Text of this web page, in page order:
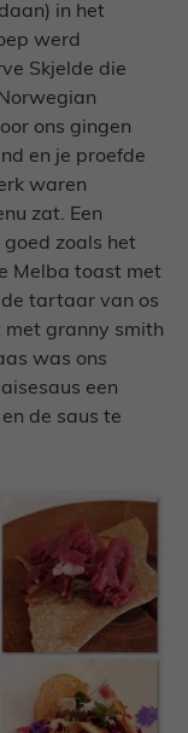
in het
werd
Skjelde die
ons gingen
en je proefde
waren
zat. Een
zoals het
Melba toast met
tartaar van os
met granny smith
was ons
een
de saus te